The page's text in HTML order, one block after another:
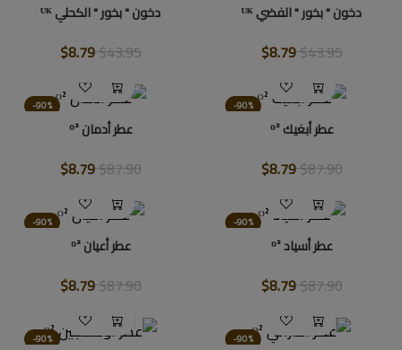
دخون " بخور " الفضي ᵁᴷ
$43.95
$8.79
دخون " بخور " الكحلي ᵁᴷ
$43.95
$8.79
-90%
عطر أبغيك ᴼ²
$87.90
$8.79
-90%
عطر أدمان ᴼ²
$87.90
$8.79
-90%
عطر أسياد ᴼ²
$87.90
$8.79
-90%
عطر أعيان ᴼ²
$87.90
$8.79
-90%
-90%